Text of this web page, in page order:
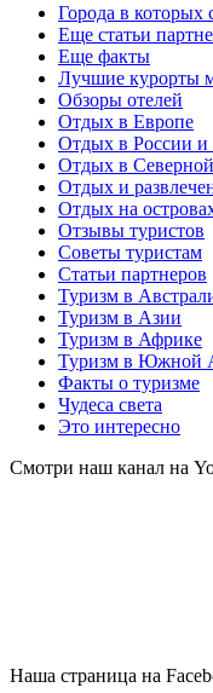
Города в которых
Еще статьи
Еще факты
Лучшие курорты
Обзоры отелей
Отдых в Европе
Отдых в России
Отдых в
Отдых и
Отдых на
Отзывы туристов
Советы туристам
Статьи партнеров
Туризм в
Туризм в Азии
Туризм в Африке
Туризм в Южной
Факты о туризме
Чудеса света
Это интересно
Смотри наш канал на
Наша страница на